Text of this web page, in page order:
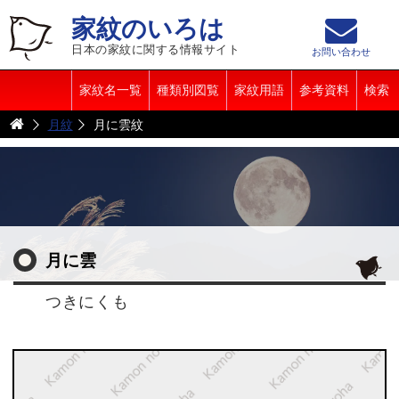
家紋のいろは
日本の家紋に関する情報サイト
家紋名一覧 種類別図覧 家紋用語 参考資料 検索
お問い合わせ
月紋 月に雲紋
月に雲
つきにくも